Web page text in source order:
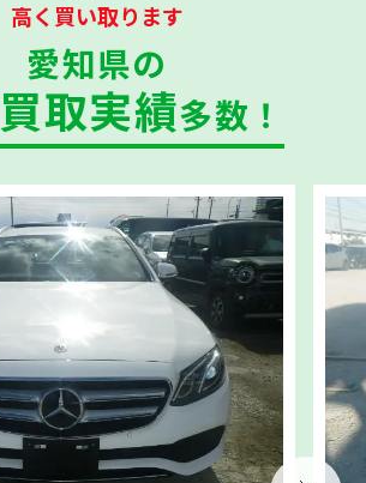
高く買い取ります
愛知県の
取実績多数！